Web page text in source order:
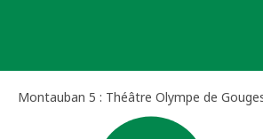
Montauban 5 : Théâtre Olympe de